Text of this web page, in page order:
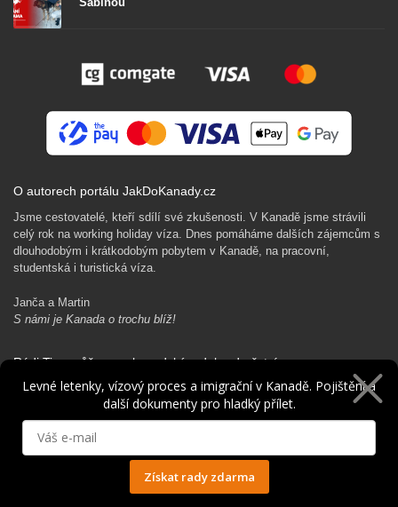
O autorech portálu JakDoKanady.cz
Jsme cestovatelé, kteří sdílí své zkušenosti. V Kanadě jsme strávili
celý rok na working holiday víza. Dnes pomáháme dalších zájemcům s
dlouhodobým i krátkodobým pobytem v Kanadě, na pracovní,
studentská i turistická víza.
Janča a Martin
S námi je Kanada o trochu blíž!
Rádi Ti pomůžeme s kanadským dobrodružstvím…
Levné letenky, vízový proces a imigrační v Kanadě. Pojištění a
další dokumenty pro hladký přílet.
Získat rady zdarma